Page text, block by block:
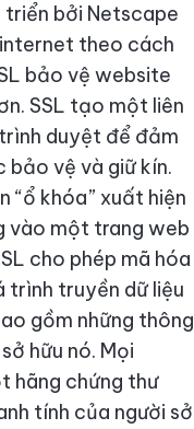
bởi Netscape
theo cách
bảo vệ website
SSL tạo một liên
duyệt để đảm
vệ và giữ kín.
“ổ khóa” xuất hiện
vào một trang web
cho phép mã hóa
trình truyền dữ liệu
gồm những thông
hữu nó. Mọi
hãng chứng thư
tính của người sở